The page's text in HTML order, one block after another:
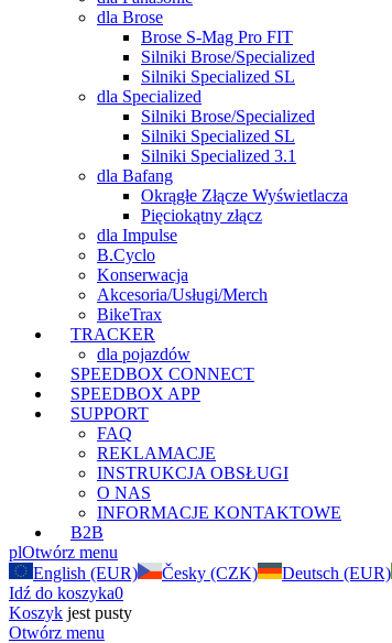
dla Brose
Brose S-Mag Pro FIT
Silniki Brose/Specialized
Silniki Specialized SL
dla Specialized
Silniki Brose/Specialized
Silniki Specialized SL
Silniki Specialized 3.1
dla Bafang
Okrągłe Złącze Wyświetlacza
Pięciokątny złącz
dla Impulse
B.Cyclo
Konserwacja
Akcesoria/Usługi/Merch
BikeTrax
TRACKER
dla pojazdów
SPEEDBOX CONNECT
SPEEDBOX APP
SUPPORT
FAQ
REKLAMACJE
INSTRUKCJA OBSŁUGI
O NAS
INFORMACJE KONTAKTOWE
B2B
plOtwórz menu
English (EUR)
Česky (CZK) Deutsch (EUR)
Idź do koszyka0
Koszyk jest pusty
Otwórz menu